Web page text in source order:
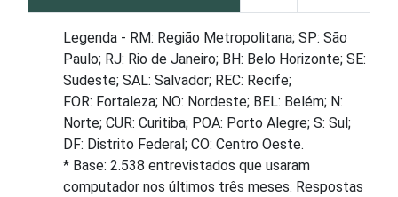
Legenda - RM: Região Metropolitana; SP: São
Paulo; RJ: Rio de Janeiro; BH: Belo Horizonte; SE:
Sudeste; SAL: Salvador; REC: Recife;
FOR: Fortaleza; NO: Nordeste; BEL: Belém; N:
Norte; CUR: Curitiba; POA: Porto Alegre; S: Sul;
DF: Distrito Federal; CO: Centro Oeste.
* Base: 2.538 entrevistados que usaram
computador nos últimos três meses. Respostas